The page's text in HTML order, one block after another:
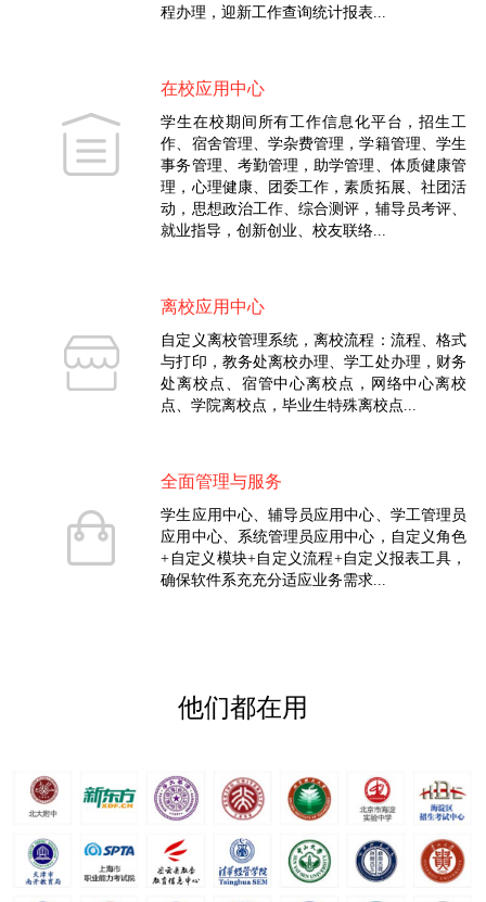
程办理，迎新工作查询统计报表...
在校应用中心
学生在校期间所有工作信息化平台，招生工
作、宿舍管理、学杂费管理，学籍管理、学生
事务管理、考勤管理，助学管理、体质健康管
理，心理健康、团委工作，素质拓展、社团活
动，思想政治工作、综合测评，辅导员考评、
就业指导，创新创业、校友联络...
离校应用中心
自定义离校管理系统，离校流程：流程、格式
与打印，教务处离校办理、学工处办理，财务
处离校点、宿管中心离校点，网络中心离校
点、学院离校点，毕业生特殊离校点...
全面管理与服务
学生应用中心、辅导员应用中心、学工管理员
应用中心、系统管理员应用中心，自定义角色
+自定义模块+自定义流程+自定义报表工具，
确保软件系充充分适应业务需求...
他们都在用